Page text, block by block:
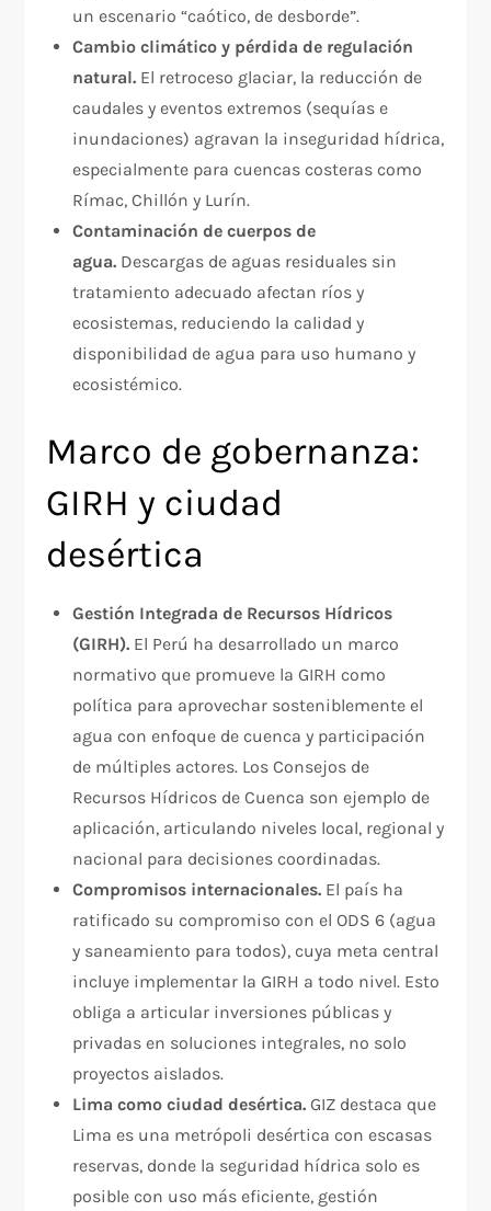
un escenario “caótico, de desborde”.​
Cambio climático y pérdida de regulación
natural. El retroceso glaciar, la reducción de
caudales y eventos extremos (sequías e
inundaciones) agravan la inseguridad hídrica,
especialmente para cuencas costeras como
Rímac, Chillón y Lurín.​
Contaminación de cuerpos de
agua. Descargas de aguas residuales sin
tratamiento adecuado afectan ríos y
ecosistemas, reduciendo la calidad y
disponibilidad de agua para uso humano y
ecosistémico.​
Marco de gobernanza:
GIRH y ciudad
desértica
Gestión Integrada de Recursos Hídricos
(GIRH). El Perú ha desarrollado un marco
normativo que promueve la GIRH como
política para aprovechar sosteniblemente el
agua con enfoque de cuenca y participación
de múltiples actores. Los Consejos de
Recursos Hídricos de Cuenca son ejemplo de
aplicación, articulando niveles local, regional y
nacional para decisiones coordinadas.​
Compromisos internacionales. El país ha
ratificado su compromiso con el ODS 6 (agua
y saneamiento para todos), cuya meta central
incluye implementar la GIRH a todo nivel. Esto
obliga a articular inversiones públicas y
privadas en soluciones integrales, no solo
proyectos aislados.​
Lima como ciudad desértica. GIZ destaca que
Lima es una metrópoli desértica con escasas
reservas, donde la seguridad hídrica solo es
posible con uso más eficiente, gestión